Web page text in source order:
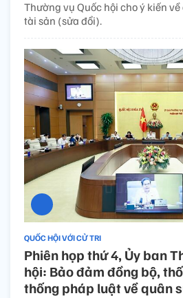
Thường vụ Quốc hội cho ý kiến
tài sản (sửa đổi).
QUỐC HỘI VỚI CỬ TRI
Phiên họp thứ 4, Ủy ban
hội: Bảo đảm đồng bộ,
thống pháp luật về quân